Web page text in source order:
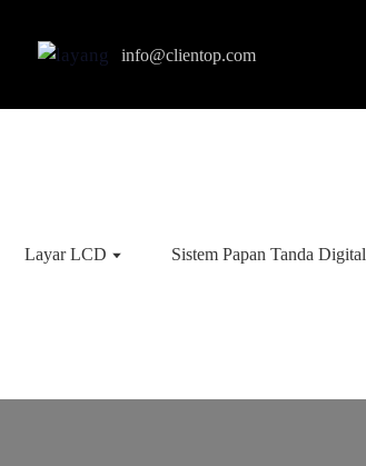
info@clientop.com
Layar LCD Sistem Papan Tanda Digital